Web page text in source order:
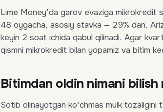
Lime Money'da garov evaziga
48 oygacha, asosiy stavka — 29% dan.
keyin 2 soat ichida qabul qilinadi. Agar
qismni mikrokredit bilan yopamiz va bitim
Bitimdan oldin nimani bilish
Sotib olinayotgan ko'chmas mulk tozaligini